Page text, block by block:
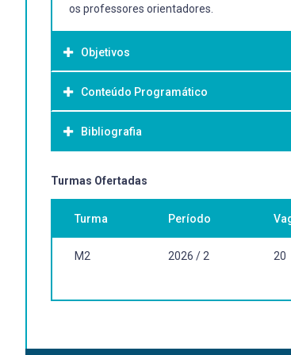
os professores orientadores.
Objetivos
Objetivo Geral:
Elaboração do artigo científico do Trabalho
(TCCT) em caráter optativo.
Conteúdo Programático
Bibliografia
Bibliografia Básica:
GIL, Antonio Carlos. Como elaborar projetos
exemplares) FACHIN, Odília. Fundamentos
Turmas Ofertadas
Turma Período
M2 2026 / 2 20